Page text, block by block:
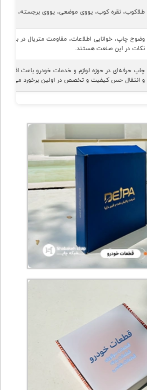
طلاکوب، نقره کوب، یووی موضعی، یووی برجسته، هات
وضوح چاپ، خوانایی اطلاعات، مقاومت متریال در برابر
نکات در این صنعت هستند.
چاپ حرفه‌ای در حوزه لوازم و خدمات خودرو باعث افزایش
و انتقال حس کیفیت و تخصص در اولین برخورد می‌شود.